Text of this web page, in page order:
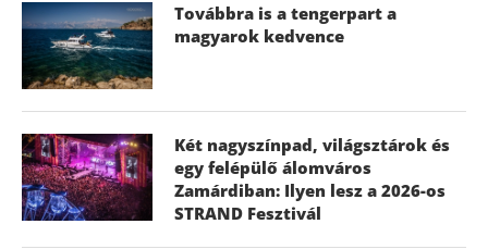
Továbbra is a tengerpart a
magyarok kedvence
Két nagyszínpad, világsztárok és
egy felépülő álomváros
Zamárdiban: Ilyen lesz a 2026-os
STRAND Fesztivál